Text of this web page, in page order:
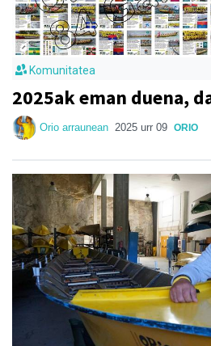
Komunitatea
2025ak eman duena,
Orio arraunean 2025 urr 09 ORIO